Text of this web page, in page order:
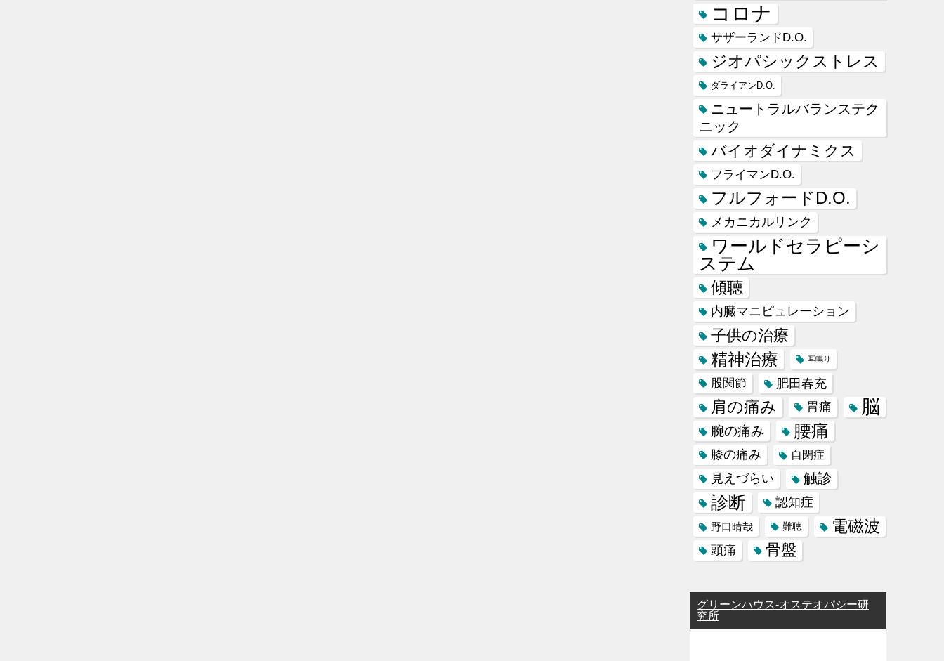
コロナ
サザーランドD.O.
ジオパシックストレス
ダライアンD.O.
ニュートラルバランステク
ニック
バイオダイナミクス
フライマンD.O.
フルフォードD.O.
メカニカルリンク
ワールドセラピーシ
ステム
傾聴
内臓マニピュレーション
子供の治療
精神治療 耳鳴り
股関節 肥田春充
肩の痛み 胃痛 脳
腕の痛み 腰痛
膝の痛み 自閉症
見えづらい 触診
診断 認知症
野口晴哉 難聴 電磁波
頭痛 骨盤
グリーンハウス-オステオパシー研
究所